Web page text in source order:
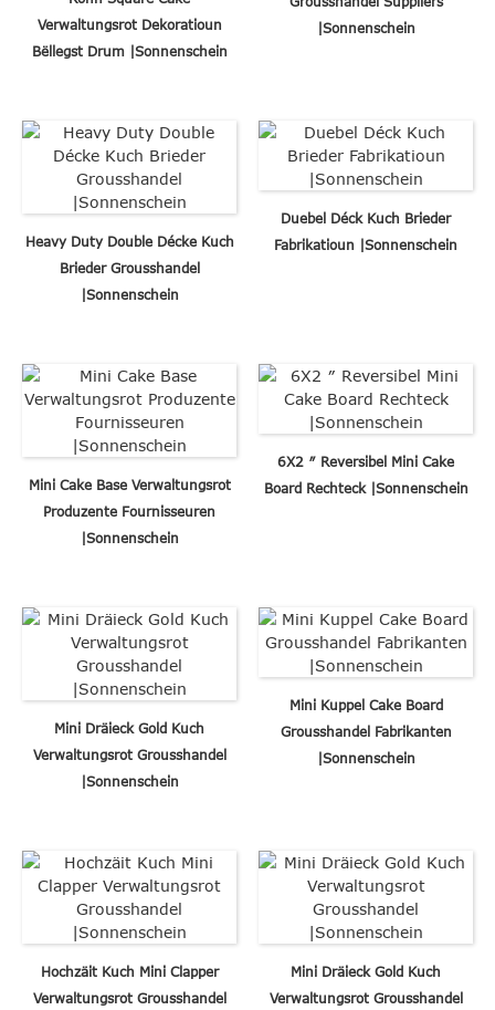
Verwaltungsrot Dekoratioun
Bëllegst Drum |Sonnenschein
|Sonnenschein
Heavy Duty Double Décke Kuch
Brieder Grousshandel
|Sonnenschein
Duebel Déck Kuch Brieder
Fabrikatioun |Sonnenschein
Mini Cake Base Verwaltungsrot
Produzente Fournisseuren
|Sonnenschein
6X2 ″ Reversibel Mini Cake
Board Rechteck |Sonnenschein
Mini Dräieck Gold Kuch
Verwaltungsrot Grousshandel
|Sonnenschein
Mini Kuppel Cake Board
Grousshandel Fabrikanten
|Sonnenschein
Hochzäit Kuch Mini Clapper
Verwaltungsrot Grousshandel
Mini Dräieck Gold Kuch
Verwaltungsrot Grousshandel